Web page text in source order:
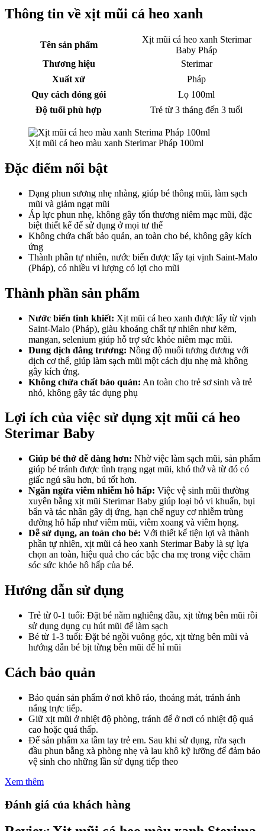
Thông tin về xịt mũi cá heo xanh
Tên sản phẩm
Xịt mũi cá heo xanh Sterimar
Baby Pháp
Thương hiệu
Sterimar
Xuất xứ
Pháp
Quy cách đóng gói
Lọ 100ml
Độ tuổi phù hợp
Trẻ từ 3 tháng đến 3 tuổi
Xịt mũi cá heo màu xanh Sterimar Pháp 100ml
Đặc điểm nổi bật
Dạng phun sương nhẹ nhàng, giúp bé thông mũi, làm sạch
mũi và giảm ngạt mũi
Áp lực phun nhẹ, không gây tổn thương niêm mạc mũi, đặc
biệt thiết kế để sử dụng ở mọi tư thế
Không chứa chất bảo quản, an toàn cho bé, không gây kích
ứng
Thành phần tự nhiên, nước biển được lấy tại vịnh Saint-Malo
(Pháp), có nhiều vi lượng có lợi cho mũi
Thành phần sản phẩm
Nước biển tinh khiết: Xịt mũi cá heo xanh được lấy từ vịnh
Saint-Malo (Pháp), giàu khoáng chất tự nhiên như kẽm,
mangan, selenium giúp hỗ trợ sức khỏe niêm mạc mũi.
Dung dịch đẳng trương: Nồng độ muối tương đương với
dịch cơ thể, giúp làm sạch mũi một cách dịu nhẹ mà không
gây kích ứng.
Không chứa chất bảo quản: An toàn cho trẻ sơ sinh và trẻ
nhỏ, không gây tác dụng phụ
Lợi ích của việc sử dụng xịt mũi cá heo
Sterimar Baby
Giúp bé thở dễ dàng hơn: Nhờ việc làm sạch mũi, sản phẩm
giúp bé tránh được tình trạng ngạt mũi, khó thở và từ đó có
giấc ngủ sâu hơn, bú tốt hơn.
Ngăn ngừa viêm nhiễm hô hấp: Việc vệ sinh mũi thường
xuyên bằng xịt mũi Sterimar Baby giúp loại bỏ vi khuẩn, bụi
bẩn và tác nhân gây dị ứng, hạn chế nguy cơ nhiễm trùng
đường hô hấp như viêm mũi, viêm xoang và viêm họng.
Dễ sử dụng, an toàn cho bé: Với thiết kế tiện lợi và thành
phần tự nhiên, xịt mũi cá heo xanh Sterimar Baby là sự lựa
chọn an toàn, hiệu quả cho các bậc cha mẹ trong việc chăm
sóc sức khỏe hô hấp của bé.
Hướng dẫn sử dụng
Trẻ từ 0-1 tuổi: Đặt bé nằm nghiêng đầu, xịt từng bên mũi rồi
sử dụng dụng cụ hút mũi để làm sạch
Bé từ 1-3 tuổi: Đặt bé ngồi vuông góc, xịt từng bên mũi và
hướng dẫn bé bịt từng bên mũi để hỉ mũi
Cách bảo quản
Bảo quản sản phẩm ở nơi khô ráo, thoáng mát, tránh ánh
nắng trực tiếp.
Giữ xịt mũi ở nhiệt độ phòng, tránh để ở nơi có nhiệt độ quá
cao hoặc quá thấp.
Để sản phẩm xa tầm tay trẻ em. Sau khi sử dụng, rửa sạch
đầu phun bằng xà phòng nhẹ và lau khô kỹ lưỡng để đảm bảo
vệ sinh cho những lần sử dụng tiếp theo
Xem thêm
Đánh giá của khách hàng